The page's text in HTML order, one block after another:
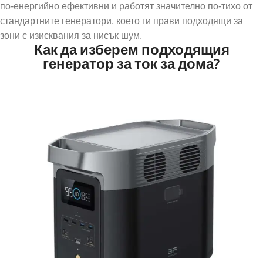
по-енергийно ефективни и работят значително по-тихо от
стандартните генератори, което ги прави подходящи за
зони с изисквания за нисък шум.
Как да изберем подходящия
генератор за ток за дома?